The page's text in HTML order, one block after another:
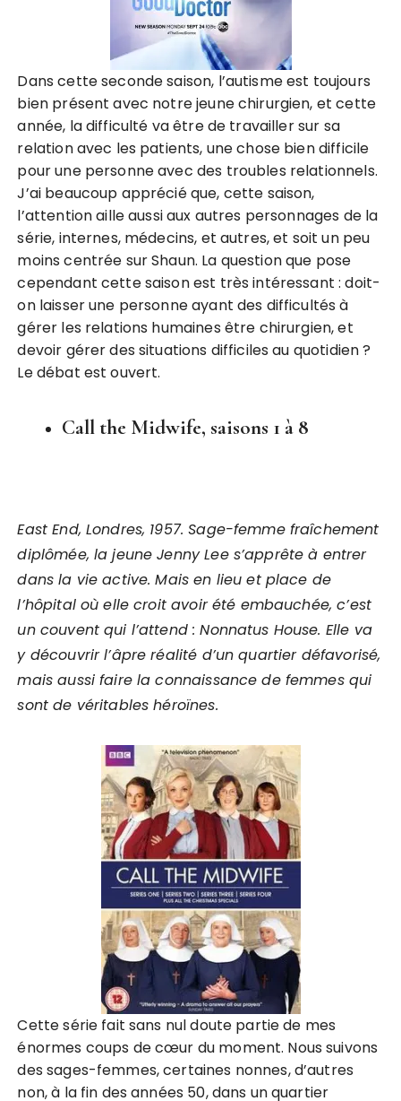
Dans cette seconde saison, l’autisme est toujours
bien présent avec notre jeune chirurgien, et cette
année, la difficulté va être de travailler sur sa
relation avec les patients, une chose bien difficile
pour une personne avec des troubles relationnels.
J’ai beaucoup apprécié que, cette saison,
l’attention aille aussi aux autres personnages de la
série, internes, médecins, et autres, et soit un peu
moins centrée sur Shaun. La question que pose
cependant cette saison est très intéressant : doit-
on laisser une personne ayant des difficultés à
gérer les relations humaines être chirurgien, et
devoir gérer des situations difficiles au quotidien ?
Le débat est ouvert.
Call the Midwife, saisons 1 à 8
East End, Londres, 1957. Sage-femme fraîchement
diplômée, la jeune Jenny Lee s’apprête à entrer
dans la vie active. Mais en lieu et place de
l’hôpital où elle croit avoir été embauchée, c’est
un couvent qui l’attend : Nonnatus House. Elle va
y découvrir l’âpre réalité d’un quartier défavorisé,
mais aussi faire la connaissance de femmes qui
sont de véritables héroïnes.
Cette série fait sans nul doute partie de mes
énormes coups de cœur du moment. Nous suivons
des sages-femmes, certaines nonnes, d’autres
non, à la fin des années 50, dans un quartier